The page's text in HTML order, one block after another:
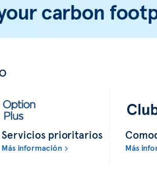
Servicios prioritarios
Más información Más